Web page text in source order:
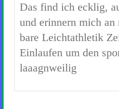
Das find ich ecklig,
und erinnern mich an
bare Leichtathletik
Einlaufen um den
laaagnweilig